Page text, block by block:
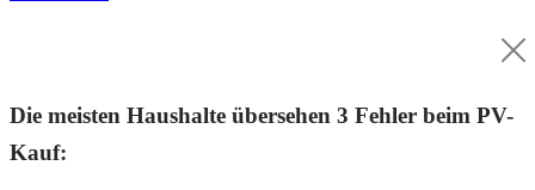
Die meisten Haushalte übersehen 3 Fehler beim PV-
Kauf: